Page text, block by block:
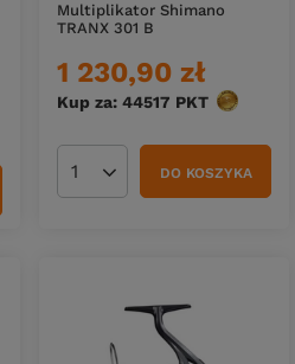
Multiplikator Shimano
TRANX 301 B
1 230,90 zł
Kup za: 44517 PKT punktów
Ilość produktówDO KOSZYKA